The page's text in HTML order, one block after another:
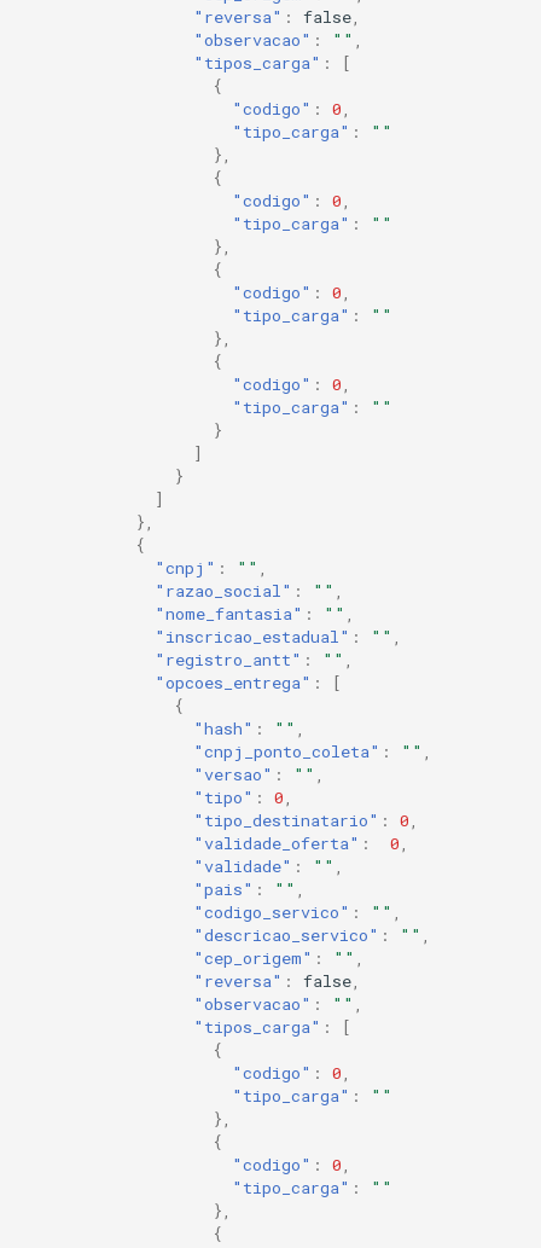
"reversa" : false
"observacao" : ""
"tipos_carga" :
[
{
"codigo" : 0
"tipo_carga" :
""
},
{
"codigo" : 0
"tipo_carga" :
""
},
{
"codigo" : 0
"tipo_carga" :
""
},
{
"codigo" : 0
"tipo_carga" :
""
}
]
}
]
},
{
"cnpj" : ""
"razao_social" : ""
"nome_fantasia" : ""
"inscricao_estadual" : ""
"registro_antt" : ""
"opcoes_entrega" :
[
{
"hash" : ""
"cnpj_ponto_coleta" : ""
"versao" : ""
"tipo" : 0
"tipo_destinatario" : 0
"validade_oferta" : 0
"validade" : ""
"pais" : ""
"codigo_servico" : ""
"descricao_servico" : ""
"cep_origem" : ""
"reversa" : false
"observacao" : ""
"tipos_carga" :
[
{
"codigo" : 0
"tipo_carga" :
""
},
{
"codigo" : 0
"tipo_carga" :
""
},
{